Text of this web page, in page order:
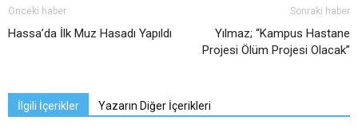
Önceki haber
Hassa’da İlk Muz Hasadı Yapıldı
Sonraki haber
Yılmaz; “Kampus Hastane
Projesi Ölüm Projesi Olacak”
İlgili İçerikler Yazarın Diğer İçerikleri